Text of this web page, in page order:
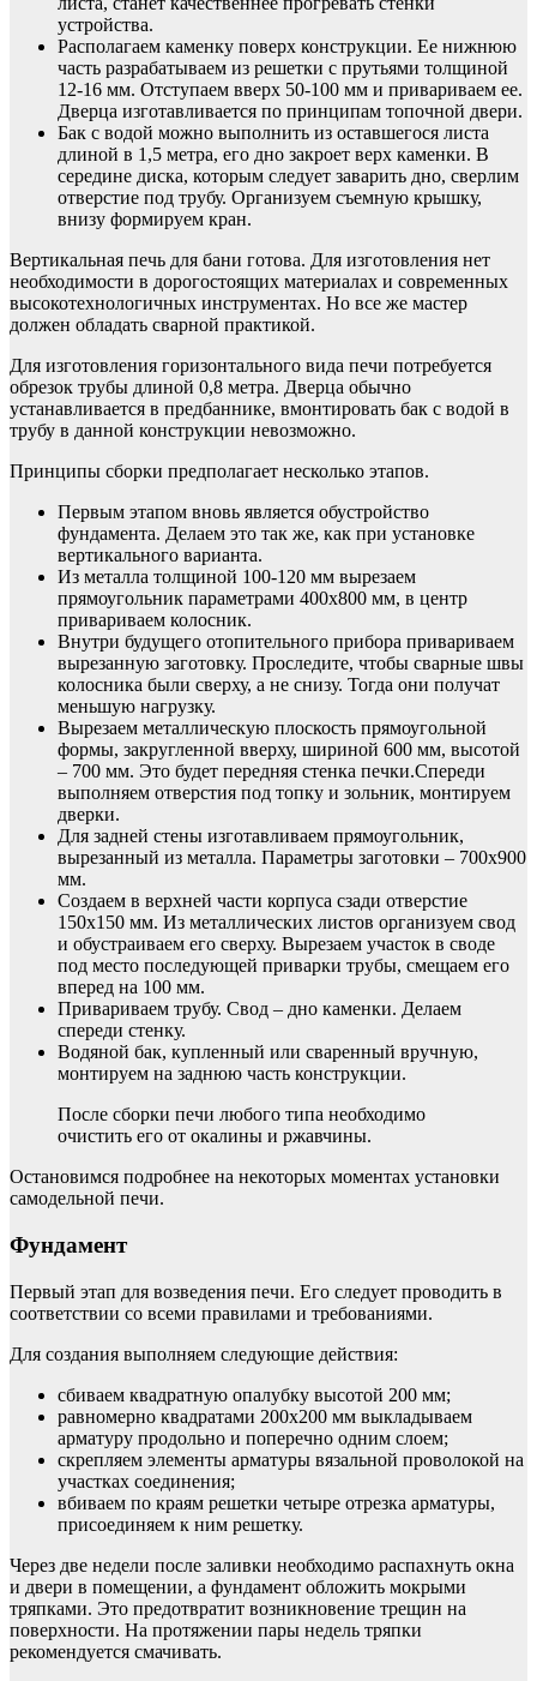
устройства.
Располагаем каменку поверх конструкции. Ее нижнюю
часть разрабатываем из решетки с прутьями толщиной
12-16 мм. Отступаем вверх 50-100 мм и привариваем ее.
Дверца изготавливается по принципам топочной двери.
Бак с водой можно выполнить из оставшегося листа
длиной в 1,5 метра, его дно закроет верх каменки. В
середине диска, которым следует заварить дно, сверлим
отверстие под трубу. Организуем съемную крышку,
внизу формируем кран.
Вертикальная печь для бани готова. Для изготовления нет
необходимости в дорогостоящих материалах и современных
высокотехнологичных инструментах. Но все же мастер
должен обладать сварной практикой.
Для изготовления горизонтального вида печи потребуется
обрезок трубы длиной 0,8 метра. Дверца обычно
устанавливается в предбаннике, вмонтировать бак с водой в
трубу в данной конструкции невозможно.
Принципы сборки предполагает несколько этапов.
Первым этапом вновь является обустройство
фундамента. Делаем это так же, как при установке
вертикального варианта.
Из металла толщиной 100-120 мм вырезаем
прямоугольник параметрами 400х800 мм, в центр
привариваем колосник.
Внутри будущего отопительного прибора привариваем
вырезанную заготовку. Проследите, чтобы сварные швы
колосника были сверху, а не снизу. Тогда они получат
меньшую нагрузку.
Вырезаем металлическую плоскость прямоугольной
формы, закругленной вверху, шириной 600 мм, высотой
– 700 мм. Это будет передняя стенка печки.Спереди
выполняем отверстия под топку и зольник, монтируем
дверки.
Для задней стены изготавливаем прямоугольник,
вырезанный из металла. Параметры заготовки – 700х900
мм.
Создаем в верхней части корпуса сзади отверстие
150х150 мм. Из металлических листов организуем свод
и обустраиваем его сверху. Вырезаем участок в своде
под место последующей приварки трубы, смещаем его
вперед на 100 мм.
Привариваем трубу. Свод – дно каменки. Делаем
спереди стенку.
Водяной бак, купленный или сваренный вручную,
монтируем на заднюю часть конструкции.
После сборки печи любого типа необходимо
очистить его от окалины и ржавчины.
Остановимся подробнее на некоторых моментах установки
самодельной печи.
Фундамент
Первый этап для возведения печи. Его следует проводить в
соответствии со всеми правилами и требованиями.
Для создания выполняем следующие действия:
сбиваем квадратную опалубку высотой 200 мм;
равномерно квадратами 200х200 мм выкладываем
арматуру продольно и поперечно одним слоем;
скрепляем элементы арматуры вязальной проволокой на
участках соединения;
вбиваем по краям решетки четыре отрезка арматуры,
присоединяем к ним решетку.
Через две недели после заливки необходимо распахнуть окна
и двери в помещении, а фундамент обложить мокрыми
тряпками. Это предотвратит возникновение трещин на
поверхности. На протяжении пары недель тряпки
рекомендуется смачивать.